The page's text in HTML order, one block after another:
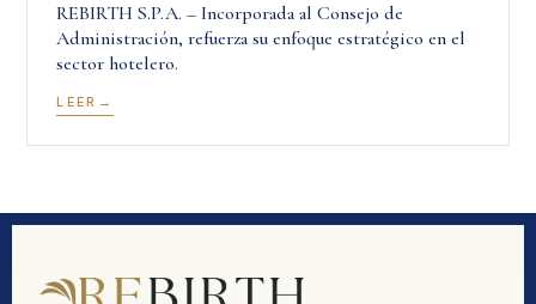
REBIRTH S.P.A. – Incorporada al Consejo de
Administración, refuerza su enfoque estratégico en el
sector hotelero.
LEER